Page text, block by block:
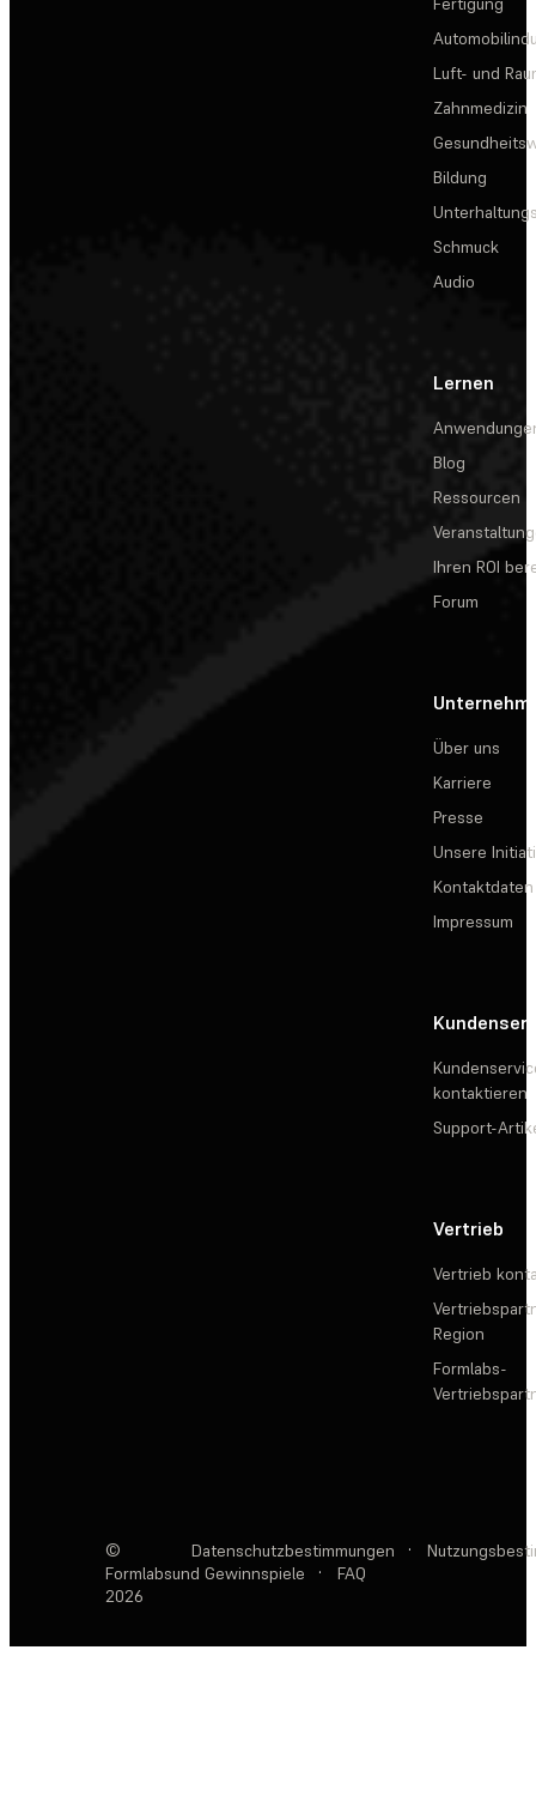
Luft- und
Zahnmedizin
Bildung
Schmuck
Audio
Lernen
Blog
Ressourcen
Ihren ROI
Forum
Über uns
Karriere
Presse
Unsere
Kontaktdaten
Impressum
kontaktieren
Support-
Vertrieb
Vertrieb
Region
Formlabs-
©
Formlabs
2026
Datenschutzbestimmungen ·
und Gewinnspiele
· FAQ